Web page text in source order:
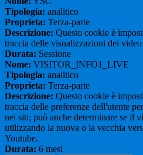
Tipologia: analitico
Proprieta: Terza-parte
Descrizione: Questo cookie è
traccia delle visualizzazioni dei
Durata: Sessione
Nome: VISITOR_INFO1_LIVE
Tipologia: analitico
Proprieta: Terza-parte
Descrizione: Questo cookie è
traccia delle preferenze dell'utente
nei siti; può anche determinare se il
utilizzando la nuova o la vecchia
Youtube.
Durata: 6 mesi